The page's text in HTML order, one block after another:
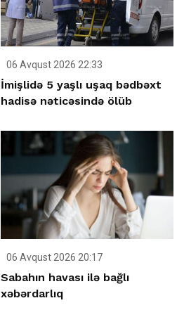
06 Avqust 2026 22:33
İmişlidə 5 yaşlı uşaq bədbəxt
hadisə nəticəsində ölüb
06 Avqust 2026 20:17
Sabahın havası ilə bağlı
xəbərdarlıq